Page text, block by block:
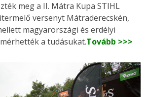
meg a II. Mátra Kupa STIHL
versenyt Mátraderecskén,
magyarországi és erdélyi
a tudásukat.Tovább >>>